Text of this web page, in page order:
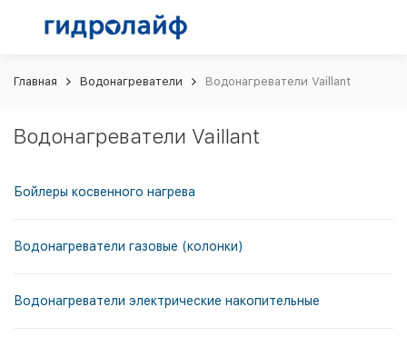
Главная Водонагреватели Водонагреватели Vaillant
Водонагреватели Vaillant
Бойлеры косвенного нагрева
Водонагреватели газовые (колонки)
Водонагреватели электрические накопительные